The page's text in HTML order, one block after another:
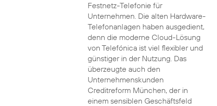
Festnetz-Telefonie für
Unternehmen. Die alten Hardware-
Telefonanlagen haben ausgedient,
denn die moderne Cloud-Lösung
von Telefónica ist viel flexibler und
günstiger in der Nutzung. Das
überzeugte auch den
Unternehmenskunden
Creditreform München, der in
einem sensiblen Geschäftsfeld